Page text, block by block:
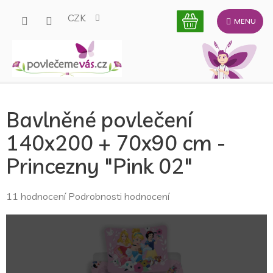
CZK
Bavlněné povlečení
140x200 + 70x90 cm -
Princezny "Pink 02"
Průměrné
11 hodnocení Podrobnosti hodnocení